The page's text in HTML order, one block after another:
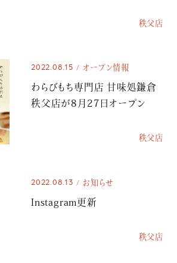
秩父店
2022.08.15 オープン情報
わらびもち専門店 甘味処鎌倉
秩父店が8月27日オープン
秩父店
2022.08.13 お知らせ
Instagram更新
秩父店